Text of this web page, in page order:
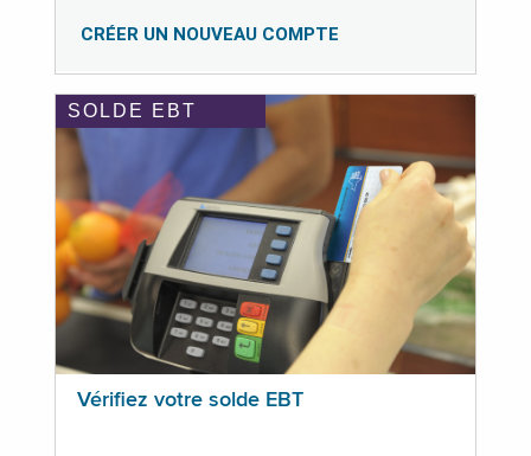
CRÉER UN NOUVEAU COMPTE
SOLDE EBT
Vérifiez votre solde EBT